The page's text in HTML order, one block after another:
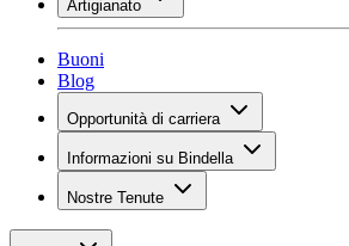
Assortimento
Conoscenza del vino
Artigianato
Panoramica
Buoni
Blog
Opportunità di carriera
Posti vacanti
I tuoi vantaggi
Valori
Informazioni su Bindella
Panoramica
Storia
Nostre Tenute